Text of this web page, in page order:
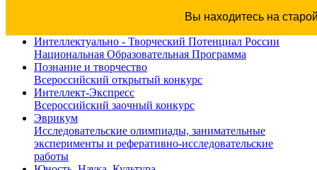
Вы находитесь на
Интеллектуально - Творческий Потенциал России
Национальная Образовательная Программа
Познание и творчество
Всероссийский открытый конкурс
Интеллект-Экспресс
Всероссийский заочный конкурс
Эврикум
Исследовательские олимпиады, занимательные
эксперименты и реферативно-исследовательские
работы